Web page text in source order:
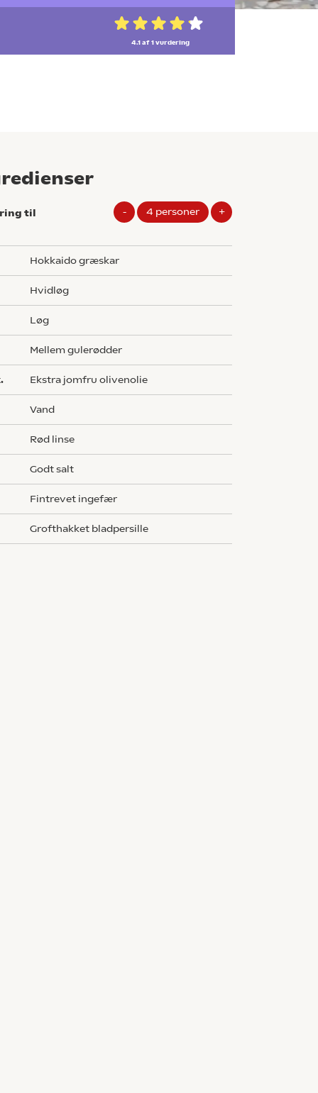
4.1 af 1 vurdering
til - 4 personer +
hokkaido græskar
hvidløg
løg
mellem gulerødder
ekstra jomfru olivenolie
vand
rød linse
godt salt
fintrevet ingefær
grofthakket bladpersille